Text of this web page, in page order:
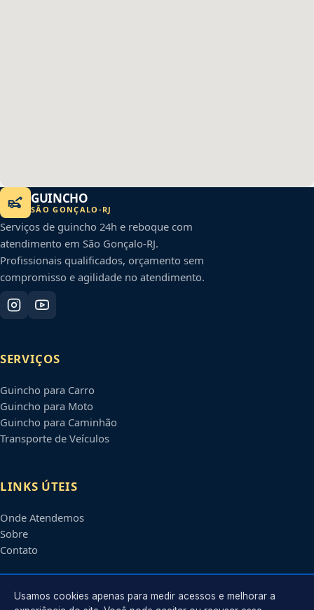
GUINCHO
SÃO GONÇALO -RJ
Serviços de guincho 24h e reboque com
atendimento em São Gonçalo-RJ.
Profissionais qualificados, orçamento sem
compromisso e agilidade no atendimento.
SERVIÇOS
Guincho para Carro
Guincho para Moto
Guincho para Caminhão
Transporte de Veículos
LINKS ÚTEIS
Onde Atendemos
Sobre
Contato
CONTATO
Usamos cookies apenas para medir acessos e melhorar a